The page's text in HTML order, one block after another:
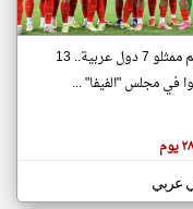
الدولة
على مدار الساعة
العاجلة والمباشرة
بينهم ممثلو 7 دول عربية.. 13
في مجلس "الفيفا" ...
عربي